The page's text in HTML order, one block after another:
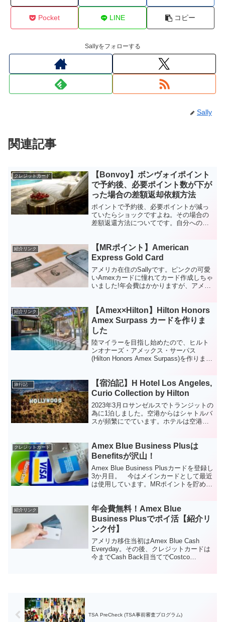
Pocket LINE コピー
Sallyをフォローする
Sally
関連記事
クレジットカード
【Bonvoy】ボンヴォイポイント
で予約後、必要ポイント数が下が
った場合の差額返却依頼方法
ポイントで予約後、必要ポイントが減っ
ていたらショックですよね。その場合の
差額返還方法についてです。自分への忘
紹介リンク
【MRポイント】American
Express Gold Card
アメリカ在住のSallyです。ピンクの可愛
いAmexカードに憧れてカード作成しちゃ
いました!年会費はかかりますが、アメリ
できますので無駄にはなりませんよ。紹
介リンクはこ...
紹介リンク
【Amex×Hilton】Hilton Honors
Amex Surpass カードを作りま
した
陸マイラーを目指し始めたので、ヒルト
ンオナーズ・アメックス・サーパス
(Hilton Honors Amex Surpass)を作りまし
狙います。ヒルトンポイントを貯める
に...
旅行記
【宿泊記】H Hotel Los Angeles,
Curio Collection by Hilton
2023年3月ロサンゼルスでトランジットの
為に1泊しました。空港からはシャトルバ
スが頻繁にでています。ホテルは空港か
Disclosure: This art...
クレジットカード
Amex Blue Business Plusは
Benefitsが沢山！
Amex Blue Business Plusカードを登録し
3か月目。 今はメインカードとして最近
は使用しています。MRポイントを貯め
Anywhere VISA ...
紹介リンク
年会費無料！Amex Blue
Business Plusでポイ活【紹介リ
ンク付】
アメリカ移住当初はAmex Blue Cash
Everyday。その後、クレジットカードは
今までCash Back目当てでCostco
TSA PreCheck (TSA事前審査プログラム)